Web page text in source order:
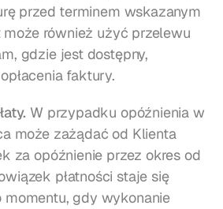
przed terminem wskazanym
również użyć przelewu
gdzie jest dostępny,
faktury.
W przypadku opóźnienia w
może zażądać od Klienta
za opóźnienie przez okres od
płatności staje się
gdy wykonanie